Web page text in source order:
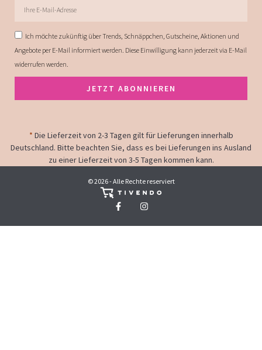
Ich möchte zukünftig über Trends, Schnäppchen, Gutscheine, Aktionen und
Angebote per E-Mail informiert werden. Diese Einwilligung kann jederzeit via E-Mail
widerrufen werden.
JETZT ABONNIEREN
* Die Lieferzeit von 2-3 Tagen gilt für Lieferungen innerhalb
Deutschland. Bitte beachten Sie, dass es bei Lieferungen ins Ausland
zu einer Lieferzeit von 3-5 Tagen kommen kann.
© 2026 - Alle Rechte reserviert